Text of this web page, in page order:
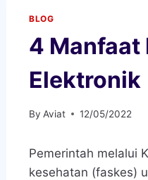
BLOG
4 Manfaat
Elektronik
By Aviat 12/05/2022
Pemerintah melalui
kesehatan (faskes)